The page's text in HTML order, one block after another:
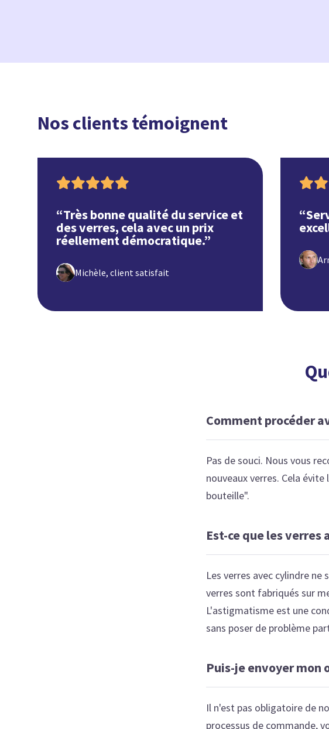
Nos clients témoignent

“Très bonne qualité du service et
des verres, cela avec un prix
réellement démocratique.”
Michèle, client satisfait
Comment procéder
Pas de souci. Nous vous
nouveaux verres. Cela
bouteille".
Est-ce que les verres
Les verres avec cylindre ne
verres sont fabriqués sur
L'astigmatisme est une
sans poser de problème
Puis-je envoyer mon
Il n'est pas obligatoire de
processus de commande,